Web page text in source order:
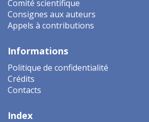
Comité scientifique
Consignes aux auteurs
Appels à contributions
Informations
Politique de confidentialité
Crédits
Contacts
Index